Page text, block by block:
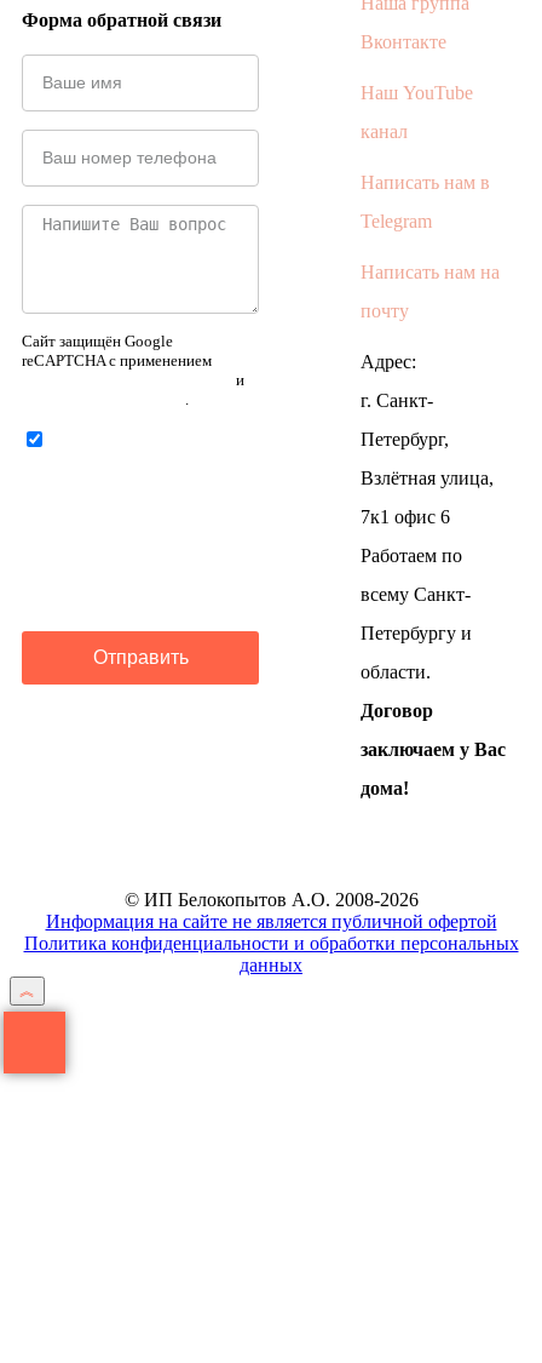
Форма обратной связи
Сайт защищён Google
reCAPTCHA с применением
и
.
Отправить
Вконтакте
Наш YouTube
канал
Написать нам в
Telegram
Написать нам на
почту
Адрес:
г. Санкт-
Петербург,
Взлётная улица,
7к1 офис 6
Работаем по
всему Санкт-
Петербургу и
области.
Договор
заключаем у Вас
дома!
© ИП Белокопытов А.О. 2008-2026
Информация на сайте не является публичной офертой
Политика конфиденциальности и обработки персональных
данных